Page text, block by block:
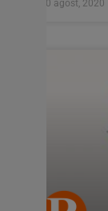
10 agost, 2020